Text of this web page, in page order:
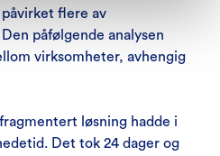
flere av
påfølgende analysen
virksomheter, avhengig
løsning hadde i
Det tok 24 dager og